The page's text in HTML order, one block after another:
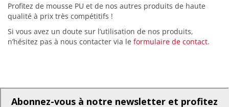
Profitez de mousse PU et de nos autres produits de haute
qualité à prix très compétitifs !
Si vous avez un doute sur l’utilisation de nos produits,
n’hésitez pas à nous contacter via le formulaire de contact.